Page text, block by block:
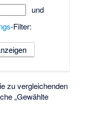
und
-Filter:
zu vergleichenden
„Gewählte